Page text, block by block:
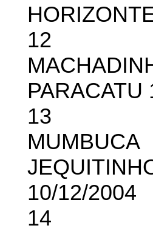
12
PARACATU
13
MUMBUCA
10/12/2004
14